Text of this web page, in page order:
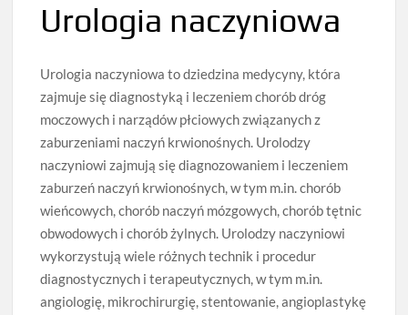
Urologia naczyniowa
Urologia naczyniowa to dziedzina medycyny, która
zajmuje się diagnostyką i leczeniem chorób dróg
moczowych i narządów płciowych związanych z
zaburzeniami naczyń krwionośnych. Urolodzy
naczyniowi zajmują się diagnozowaniem i leczeniem
zaburzeń naczyń krwionośnych, w tym m.in. chorób
wieńcowych, chorób naczyń mózgowych, chorób tętnic
obwodowych i chorób żylnych. Urolodzy naczyniowi
wykorzystują wiele różnych technik i procedur
diagnostycznych i terapeutycznych, w tym m.in.
angiologię, mikrochirurgię, stentowanie, angioplastykę